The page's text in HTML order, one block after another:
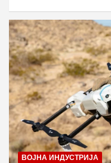
ВОЈНА ИНДУСТРИЈА